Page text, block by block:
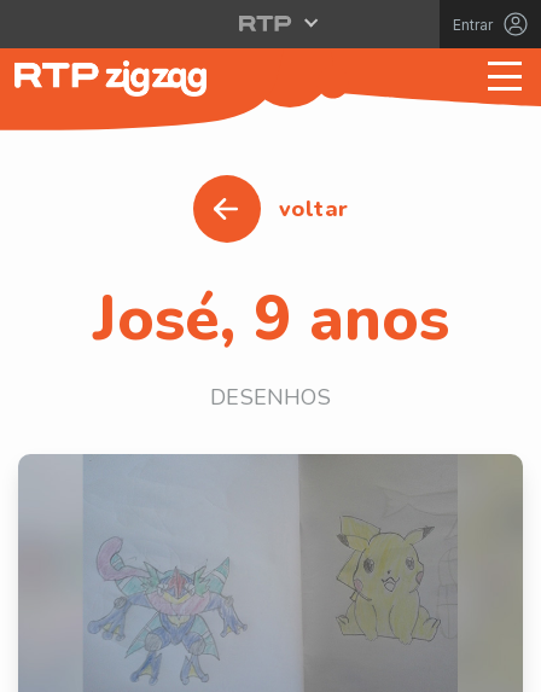
Entrar
voltar
José, 9 anos
DESENHOS